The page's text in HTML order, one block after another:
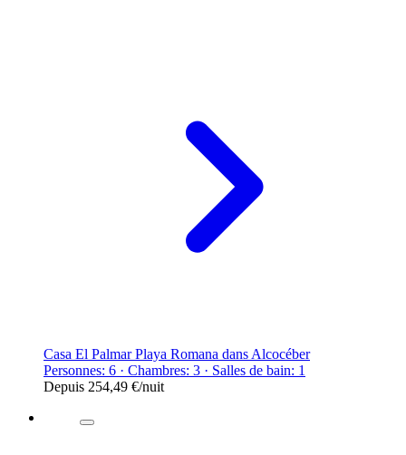
Casa El Palmar Playa Romana dans Alcocéber
Personnes: 6 · Chambres: 3 · Salles de bain: 1
Depuis 254,49 €/nuit